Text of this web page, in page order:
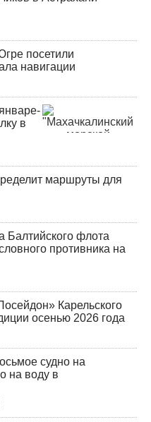
посетили
навигации
в
маршруты для
Балтийского флота
противника на
Карельского
осенью 2026 года
судно на
на воду в